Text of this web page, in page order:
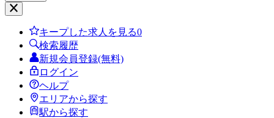
キープした求人を見る0
検索履歴
新規会員登録(無料)
ログイン
ヘルプ
エリアから探す
駅から探す